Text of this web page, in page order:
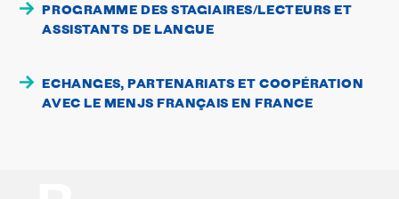
PROGRAMME DES STAGIAIRES/LECTEURS ET
ASSISTANTS DE LANGUE
ECHANGES, PARTENARIATS ET COOPÉRATION
AVEC LE MENJS FRANÇAIS EN FRANCE